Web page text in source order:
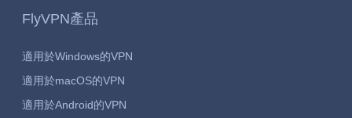
FlyVPN產品
適用於Windows的VPN
適用於macOS的VPN
適用於Android的VPN